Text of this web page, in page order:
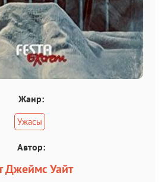
Жанр:
Ужасы
Автор:
Джеймс Уайт